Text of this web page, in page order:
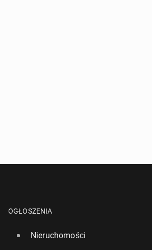
OGŁOSZENIA
Nieruchomości